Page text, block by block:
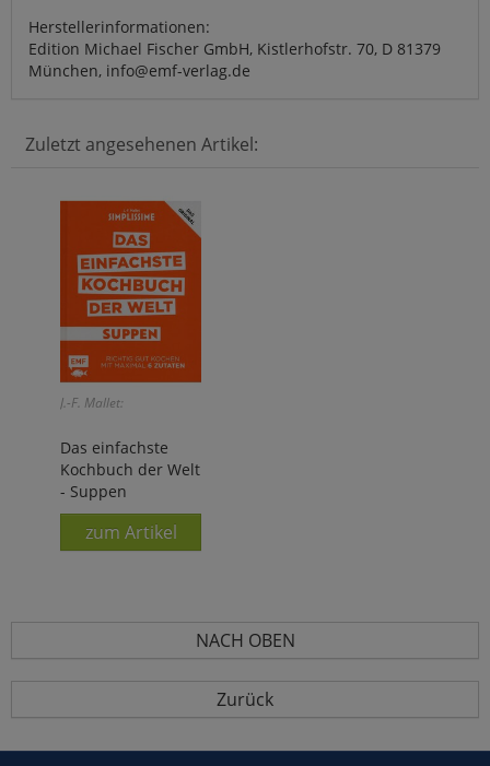
Herstellerinformationen:
Edition Michael Fischer GmbH, Kistlerhofstr. 70, D 81379
München, info@emf-verlag.de
Zuletzt angesehenen Artikel:
J.-F. Mallet:
Das einfachste
Kochbuch der Welt
- Suppen
zum Artikel
NACH OBEN
Zurück